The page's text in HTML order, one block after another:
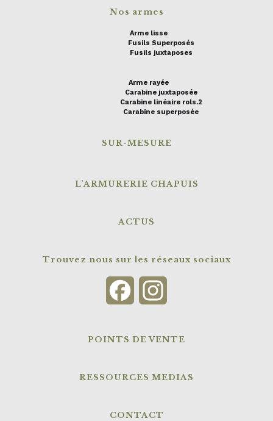
Nos armes
Arme lisse
Fusils Superposés
Fusils juxtaposes
Arme rayée
Carabine juxtaposée
Carabine linéaire rols.2
Carabine superposée
SUR-MESURE
L’ARMURERIE CHAPUIS
ACTUS
Trouvez nous sur les réseaux sociaux
Facebook
POINTS DE VENTE
RESSOURCES MEDIAS
CONTACT